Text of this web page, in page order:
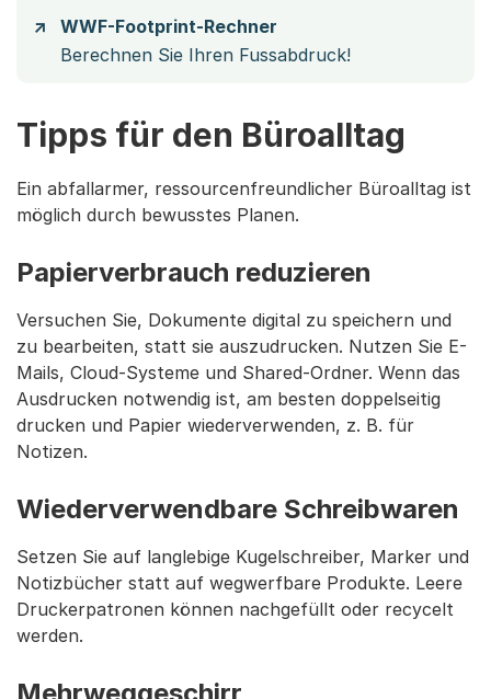
WWF-Footprint-Rechner
Berechnen Sie Ihren Fussabdruck!
Tipps für den Büroalltag
Ein abfallarmer, ressourcenfreundlicher Büroalltag ist
möglich durch bewusstes Planen.
Papierverbrauch reduzieren
Versuchen Sie, Dokumente digital zu speichern und
zu bearbeiten, statt sie auszudrucken. Nutzen Sie E-
Mails, Cloud-Systeme und Shared-Ordner. Wenn das
Ausdrucken notwendig ist, am besten doppelseitig
drucken und Papier wiederverwenden, z. B. für
Notizen.
Wiederverwendbare Schreibwaren
Setzen Sie auf langlebige Kugelschreiber, Marker und
Notizbücher statt auf wegwerfbare Produkte. Leere
Druckerpatronen können nachgefüllt oder recycelt
werden.